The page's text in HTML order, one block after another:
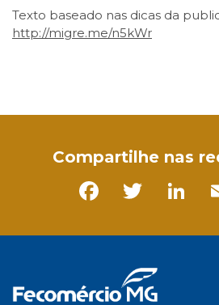
Texto baseado nas dicas da
http://migre.me/n5kWr
Compartilhe nas